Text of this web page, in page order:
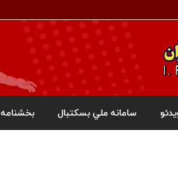
سامانه ملي بسکتبال بخشنامه